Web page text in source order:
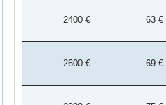
2400 € 63 €
2600 € 69 €